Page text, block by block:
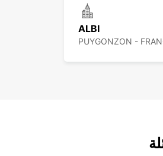
ALBI
PUYGONZON -